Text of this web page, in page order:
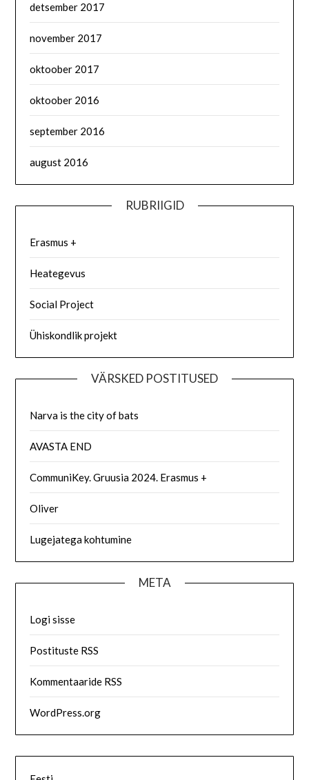
detsember 2017
november 2017
oktoober 2017
oktoober 2016
september 2016
august 2016
RUBRIIGID
Erasmus +
Heategevus
Social Project
Ühiskondlik projekt
VÄRSKED POSTITUSED
Narva is the city of bats
AVASTA END
CommuniKey. Gruusia 2024. Erasmus +
Oliver
Lugejatega kohtumine
META
Logi sisse
Postituste RSS
Kommentaaride RSS
WordPress.org